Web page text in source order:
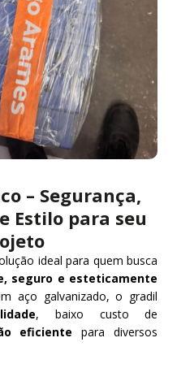
– Segurança,
Estilo para seu
ideal para quem busca
seguro e esteticamente
aço galvanizado, o gradil
, baixo custo de
eficiente para diversos